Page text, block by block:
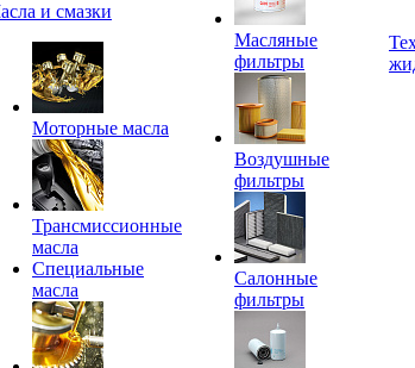
и смазки
Моторные масла
Трансмиссионные
масла
Специальные
масла
Масляные
фильтры
Воздушные
фильтры
Салонные
фильтры